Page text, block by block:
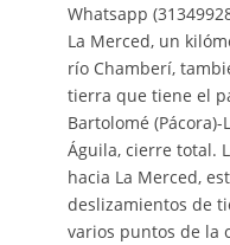
Whatsapp
La Merced, un
río Chamberí,
tierra que tiene el
Bartolomé (Pácora)-
Águila, cierre total.
hacia La Merced,
deslizamientos de
varios puntos de la